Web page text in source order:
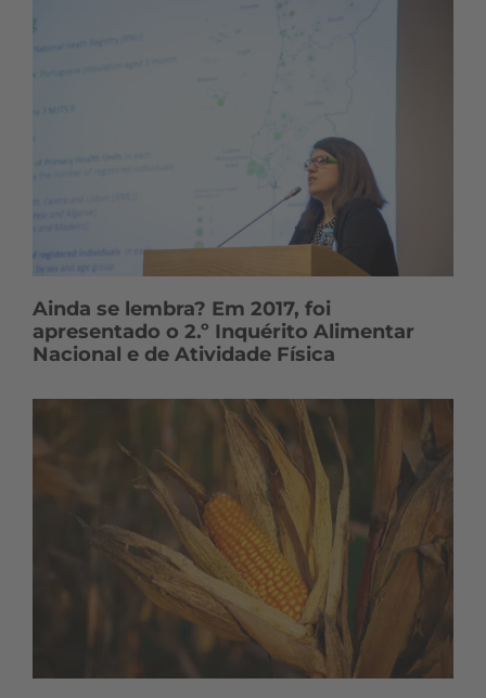
Ainda se lembra? Em 2017, foi
apresentado o 2.º Inquérito Alimentar
Nacional e de Atividade Física